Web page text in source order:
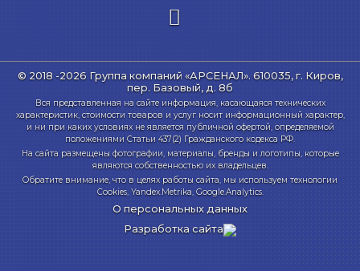
© 2018 -2026 Группа компаний «АРСЕНАЛ». 610035, г. Киров,
пер. Базовый, д. 8б
Вся представленная на сайте информация, касающаяся технических
характеристик, стоимости товаров и услуг носит информационный характер,
и ни при каких условиях не является публичной офертой, определяемой
положениями Статьи 437(2) Гражданского кодекса РФ.
На сайта размещены фотографии, материалы, бренды и логотипы, которые
являются собственностью их владельцев.
Обратите внимание, что в целях работы сайта, мы используем технологии
Cookies, Yandex.Metrika, Google.Analytics.
О персональных данных
Разработка сайта